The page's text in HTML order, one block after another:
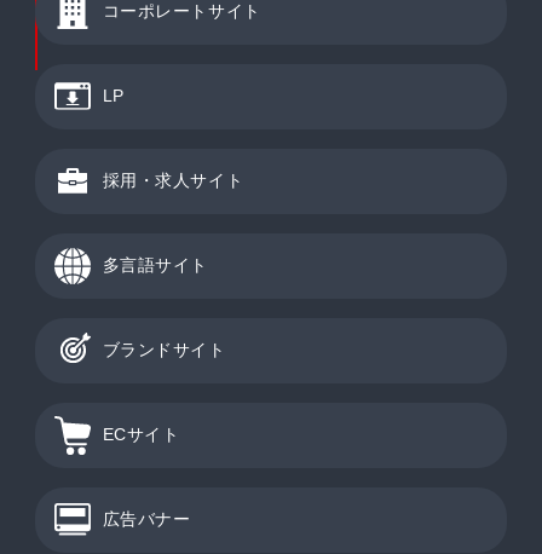
コーポレートサイト
LP
採用・求人サイト
多言語サイト
ブランドサイト
ECサイト
広告バナー